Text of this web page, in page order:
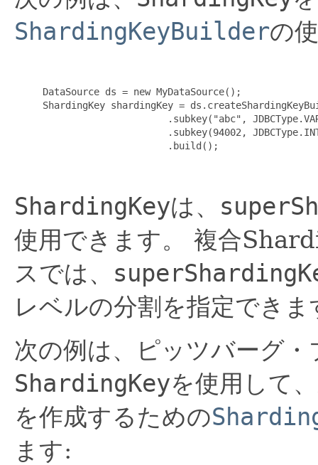
ShardingKeyBuilderの
     DataSource ds = new MyDataSource();
ShardingKey shardingKey =
.subkey("abc",
.subkey(94002,
                           .build();
ShardingKeyは、
使用できます。
複合
スでは、
レベルの分割を指定できま
次の例は、ピッツバーグ
ShardingKeyを使用して
を作成するための
ます: